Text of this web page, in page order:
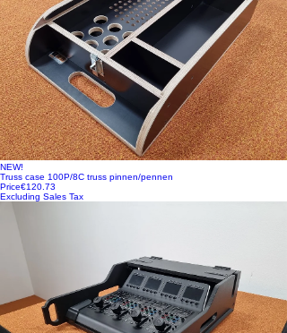
NEW!
Truss case 100P/8C truss pinnen/pennen
Price€120.73
Excluding Sales Tax